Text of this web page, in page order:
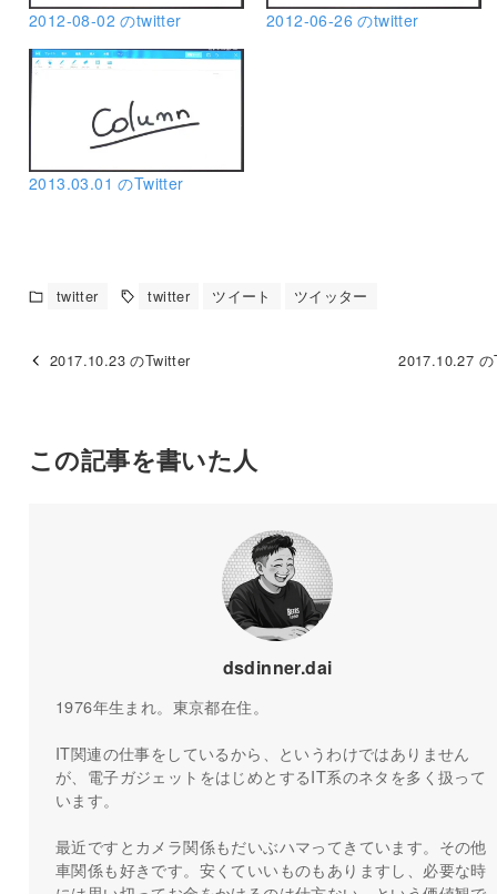
2012-08-02 のtwitter 2012-06-26 のtwitter
2013.03.01 のTwitter
twitter twitter ツイート ツイッター
2017.10.23 のTwitter 2017.10.27
この記事を書いた人
dsdinner.dai
1976年生まれ。東京都在住。
IT関連の仕事をしているから、というわけではありません
が、電子ガジェットをはじめとするIT系のネタを多く扱って
います。
最近ですとカメラ関係もだいぶハマってきています。その他
車関係も好きです。安くていいものもありますし、必要な時